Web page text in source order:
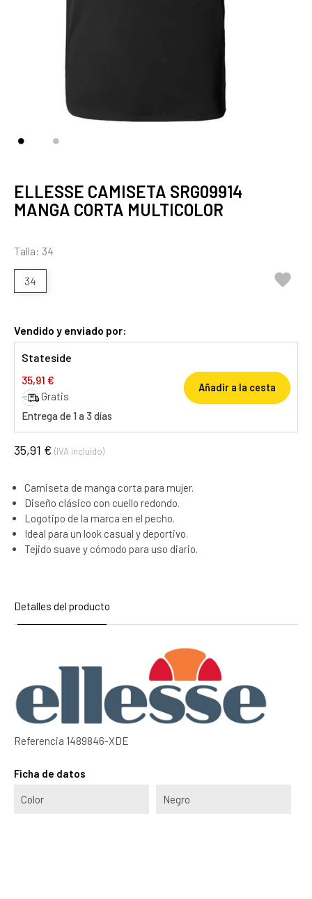
ELLESSE CAMISETA SRG09914
MANGA CORTA MULTICOLOR
Talla: 34
34 
Vendido y enviado por:
Stateside
35,91 €
Gratis
Entrega de 1 a 3 días
Añadir a la cesta
35,91 € (IVA incluido)
Camiseta de manga corta para mujer.
Diseño clásico con cuello redondo.
Logotipo de la marca en el pecho.
Ideal para un look casual y deportivo.
Tejido suave y cómodo para uso diario.
Detalles del producto
Referencia 1489846-XDE
Ficha de datos
Color Negro